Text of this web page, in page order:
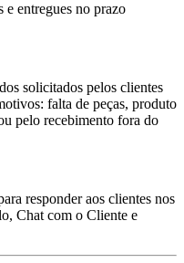
e entregues no prazo
solicitados pelos clientes
falta de peças, produto
pelo recebimento fora do
responder aos clientes nos
Chat com o Cliente e